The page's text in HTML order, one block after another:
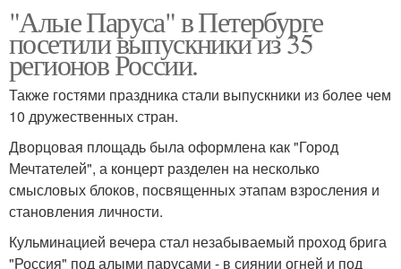
"Алые Паруса" в Петербурге
посетили выпускники из 35
регионов России.
Также гостями праздника стали выпускники из более чем
10 дружественных стран.
Дворцовая площадь была оформлена как "Город
Мечтателей", а концерт разделен на несколько
смысловых блоков, посвященных этапам взросления и
становления личности.
Кульминацией вечера стал незабываемый проход брига
"Россия" под алыми парусами - в сиянии огней и под